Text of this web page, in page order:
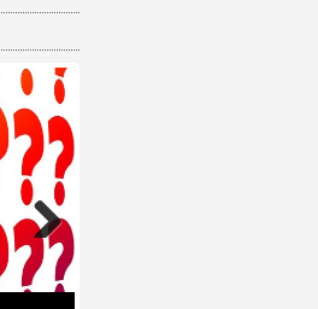
les
de
%
:
sur
des
en
: la